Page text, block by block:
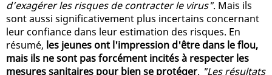
d’exagérer les risques de contracter le virus". Mais ils
sont aussi significativement plus incertains concernant
leur confiance dans leur estimation des risques. En
résumé, les jeunes ont l'impression d'être dans le flou,
mais ils ne sont pas forcément incités à respecter les
mesures sanitaires pour bien se protéger. "Les résultats